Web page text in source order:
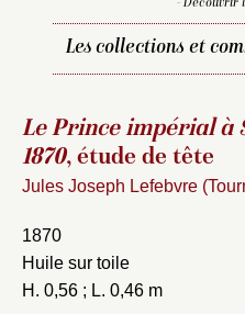
- Découvrir
Les collections et
Le Prince impérial à
1870, étude de tête
Jules Joseph Lefebvre
1870
Huile sur toile
H. 0,56 ; L. 0,46 m